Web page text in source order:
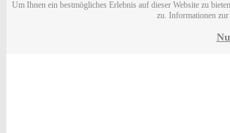
Um Ihnen ein bestmögliches Erlebnis auf dieser Website zu
zu. Informationen